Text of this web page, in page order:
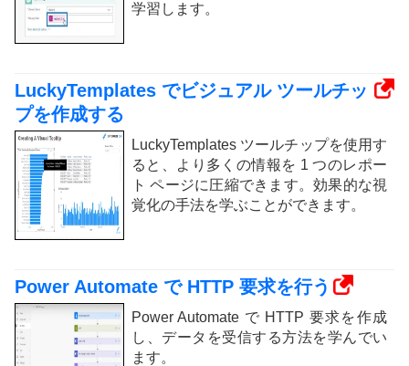
学習します。
LuckyTemplates でビジュアル ツールチッ
プを作成する
LuckyTemplates ツールチップを使用す
ると、より多くの情報を 1 つのレポー
ト ページに圧縮できます。効果的な視
覚化の手法を学ぶことができます。
Power Automate で HTTP 要求を行う
Power Automate で HTTP 要求を作成
し、データを受信する方法を学んでい
ます。